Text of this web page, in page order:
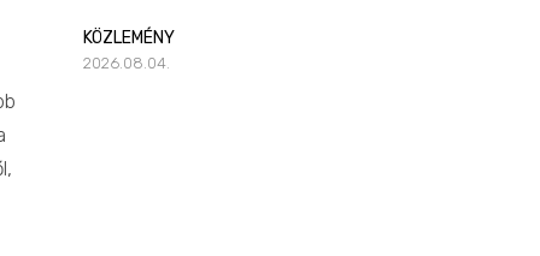
KÖZLEMÉNY
2026.08.04.